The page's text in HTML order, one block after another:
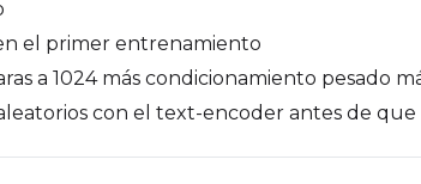
el primer entrenamiento
a 1024 más condicionamiento pesado
con el text-encoder antes de que